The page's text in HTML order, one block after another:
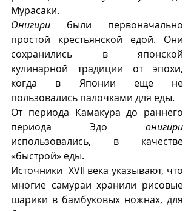
Мурасаки.
Онигири были первоначально
простой крестьянской едой. Они
сохранились в японской
кулинарной традиции от эпохи,
когда в Японии еще не
пользовались палочками для еды.
От периода Камакура до раннего
периода Эдо онигири
использовались, в качестве
«быстрой» еды.
Источники  XVII века указывают, что
многие самураи хранили рисовые
шарики в бамбуковых ножнах, для